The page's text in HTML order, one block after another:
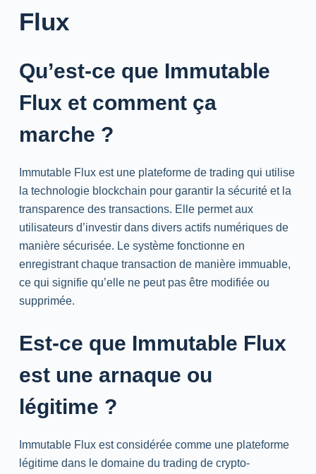
Flux
Qu’est-ce que Immutable
Flux et comment ça
marche ?
Immutable Flux est une plateforme de trading qui utilise
la technologie blockchain pour garantir la sécurité et la
transparence des transactions. Elle permet aux
utilisateurs d’investir dans divers actifs numériques de
manière sécurisée. Le système fonctionne en
enregistrant chaque transaction de manière immuable,
ce qui signifie qu’elle ne peut pas être modifiée ou
supprimée.
Est-ce que Immutable Flux
est une arnaque ou
légitime ?
Immutable Flux est considérée comme une plateforme
légitime dans le domaine du trading de crypto-